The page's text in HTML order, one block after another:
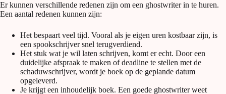
Er kunnen verschillende redenen zijn om een ghostwriter in te huren.
Een aantal redenen kunnen zijn:
Het bespaart veel tijd. Vooral als je eigen uren kostbaar zijn, is
een spookschrijver snel terugverdiend.
Het stuk wat je wil laten schrijven, komt er echt. Door een
duidelijke afspraak te maken of deadline te stellen met de
schaduwschrijver, wordt je boek op de geplande datum
opgeleverd.
Je krijgt een inhoudelijk boek. Een goede ghostwriter weet